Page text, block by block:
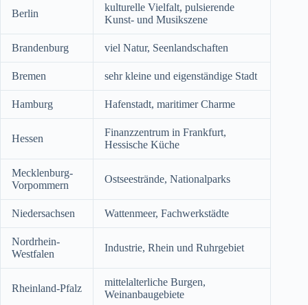
Berlin
kulturelle Vielfalt, pulsierende
Kunst- und Musikszene
Brandenburg viel Natur, Seenlandschaften
Bremen sehr kleine und eigenständige Stadt
Hamburg Hafenstadt, maritimer Charme
Hessen
Finanzzentrum in Frankfurt,
Hessische Küche
Mecklenburg-
Vorpommern
Ostseestrände, Nationalparks
Niedersachsen Wattenmeer, Fachwerkstädte
Nordrhein-
Westfalen
Industrie, Rhein und Ruhrgebiet
Rheinland-Pfalz
mittelalterliche Burgen,
Weinanbaugebiete